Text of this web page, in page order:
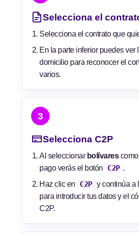
Selecciona el
Selecciona el contrato que
En la parte inferior puedes ver
domicilio para reconocer el
varios.
3
Selecciona C2P
Al seleccionar bolívarescomo
pago verás el botón
C2P .
Haz clic en
C2P y continúa a
para introducir tus datos y el
C2P.